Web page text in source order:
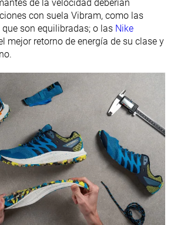
37.7 mm
29.0 mm
31.0 mm
32.6 mm
25.6 mm
21.0 mm
23.8 mm
26.6 mm
Estándar
Estándar
de la velocidad deberían
con suela Vibram, como las
que son equilibradas; o las Nike
mejor retorno de energía de su clase y